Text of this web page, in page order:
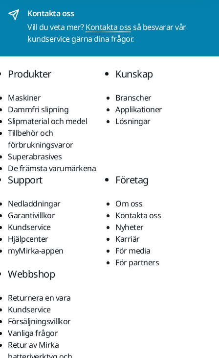
Kontakta oss
Vill du veta mer?Kontakta ossså besvarar vår
kundservice gärna dina frågor.
Produkter
Maskiner
Dammfri slipning
Slipmaterial och medel
Tillbehör och
förbrukningsvaror
Superabrasives
De främsta varumärkena
Kunskap
Branscher
Applikationer
Lösningar
Support
Nedladdningar
Garantivillkor
Kundservice
Hjälpcenter
myMirka-appen
Företag
Om oss
Kontakta oss
Nyheter
Karriär
För media
För partners
Webbshop
Returnera en vara
Kundservice
Försäljningsvillkor
Vanliga frågor
Retur av Mirka